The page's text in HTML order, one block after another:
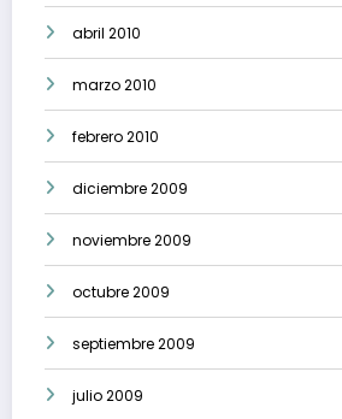
abril 2010
marzo 2010
febrero 2010
diciembre 2009
noviembre 2009
octubre 2009
septiembre 2009
julio 2009